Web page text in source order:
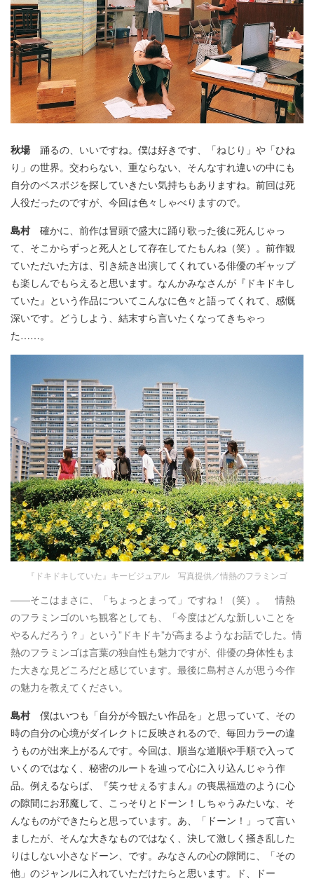
秋場 踊るの、いいですね。僕は好きです、「ねじり」や「ひね
り」の世界。交わらない、重ならない、そんなすれ違いの中にも
自分のベスポジを探していきたい気持ちもありますね。前回は死
人役だったのですが、今回は色々しゃべりますので。
島村確かに、前作は冒頭で盛大に踊り歌った後に死んじゃっ
て、そこからずっと死人として存在してたもんね（笑）。前作観
ていただいた方は、引き続き出演してくれている俳優のギャップ
も楽しんでもらえると思います。なんかみなさんが『ドキドキし
ていた』という作品についてこんなに色々と語ってくれて、感慨
深いです。どうしよう、結末すら言いたくなってきちゃっ
た……。
『ドキドキしていた』キービジュアル 写真提供／情熱のフラミンゴ
――そこはまさに、「ちょっとまって」ですね！（笑）。 情熱
のフラミンゴのいち観客としても、「今度はどんな新しいことを
やるんだろう？」という”ドキドキ”が高まるようなお話でした。情
熱のフラミンゴは言葉の独自性も魅力ですが、俳優の身体性もま
た大きな見どころだと感じています。最後に島村さんが思う今作
の魅力を教えてください。
島村僕はいつも「自分が今観たい作品を」と思っていて、その
時の自分の心境がダイレクトに反映されるので、毎回カラーの違
うものが出来上がるんです。今回は、順当な道順や手順で入って
いくのではなく、秘密のルートを辿って心に入り込んじゃう作
品。例えるならば、『笑ゥせぇるすまん』の喪黒福造のように心
の隙間にお邪魔して、こっそりとドーン！しちゃうみたいな、そ
んなものができたらと思っています。あ、「ドーン！」って言い
ましたが、そんな大きなものではなく、決して激しく掻き乱した
りはしない小さなドーン、です。みなさんの心の隙間に、「その
他」のジャンルに入れていただけたらと思います。ド、ドー